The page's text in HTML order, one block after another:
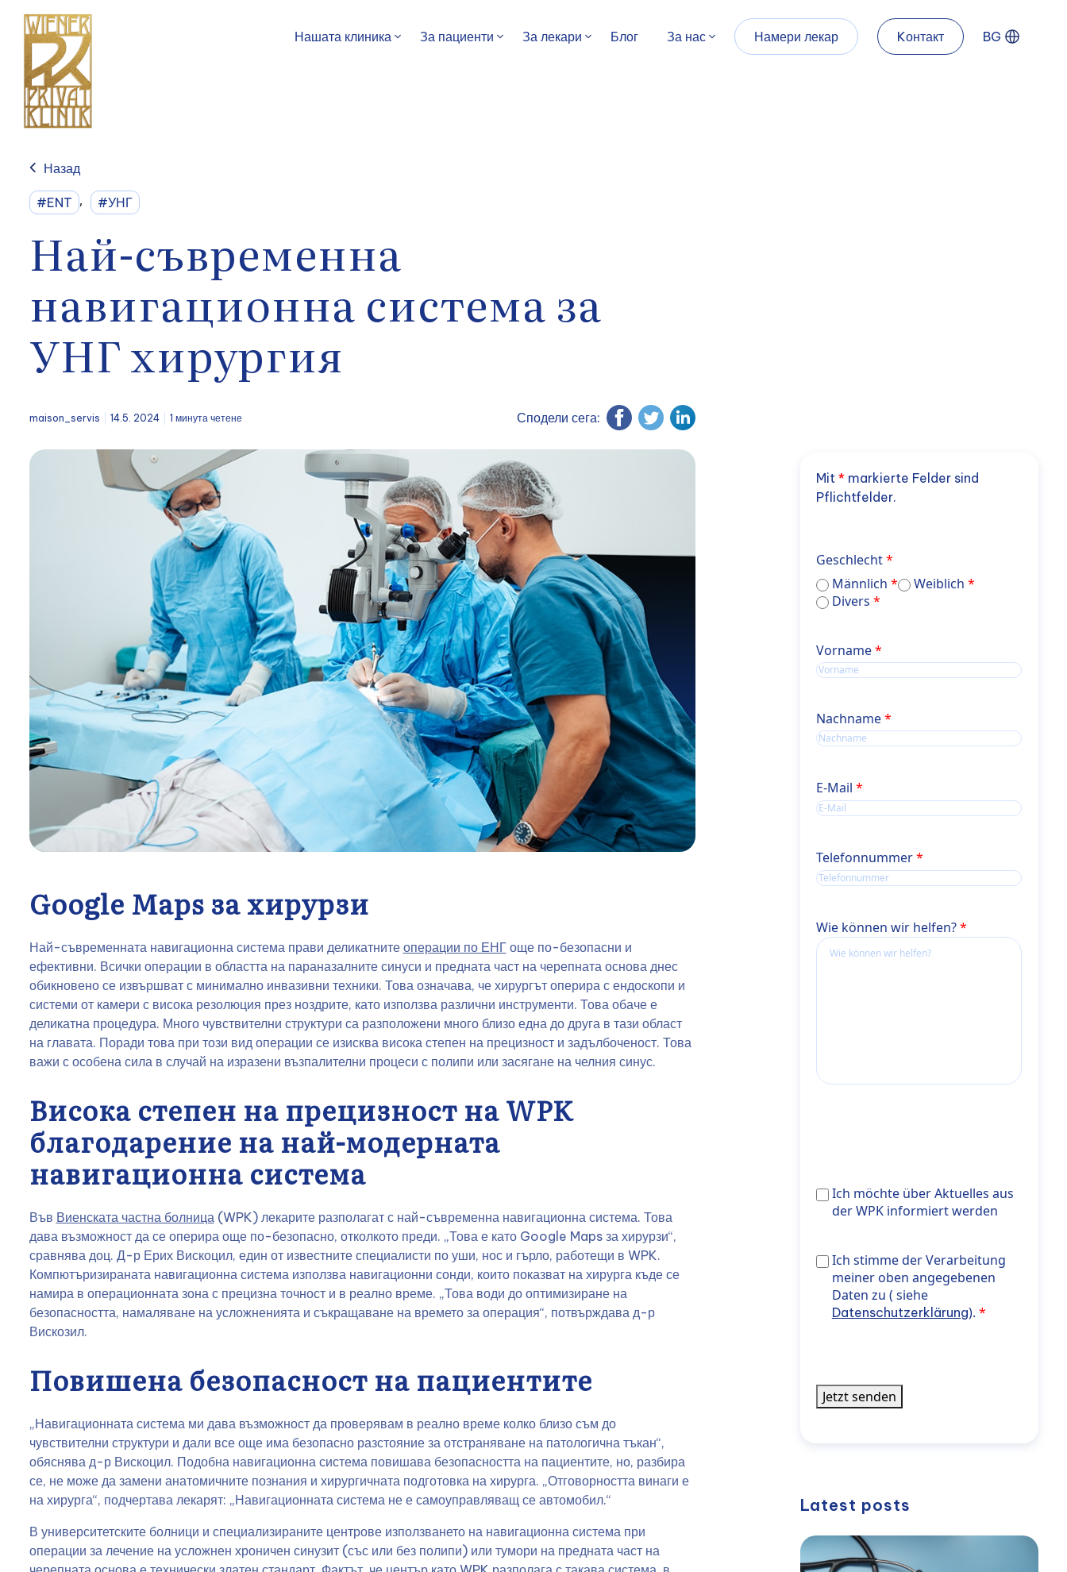
Нашата клиника За пациенти За лекари Блог За нас Намери лекар Kонтакт BG
Назад
#ENT , #УНГ
Най-съвременна
навигационна система за
УНГ хирургия
maison_servis 14.5. 2024 1 минута четене Сподели сега:
Google Maps за хирурзи
Най-съвременната навигационна система прави деликатните операции по ЕНГоще по-безопасни и
ефективни. Всички операции в областта на параназалните синуси и предната част на черепната основа днес
обикновено се извършват с минимално инвазивни техники. Това означава, че хирургът оперира с ендоскопи и
системи от камери с висока резолюция през ноздрите, като използва различни инструменти. Това обаче е
деликатна процедура. Много чувствителни структури са разположени много близо една до друга в тази област
на главата. Поради това при този вид операции се изисква висока степен на прецизност и задълбоченост. Това
важи с особена сила в случай на изразени възпалителни процеси с полипи или засягане на челния синус.
Висока степен на прецизност на WPK
благодарение на най-модерната
навигационна система
Във Виенската частна болница(WPK) лекарите разполагат с най-съвременна навигационна система. Това
дава възможност да се оперира още по-безопасно, отколкото преди. „Това е като Google Maps за хирурзи“,
сравнява доц. Д-р Ерих Вискоцил, един от известните специалисти по уши, нос и гърло, работещи в WPK.
Компютъризираната навигационна система използва навигационни сонди, които показват на хирурга къде се
намира в операционната зона с прецизна точност и в реално време. „Това води до оптимизиране на
безопасността, намаляване на усложненията и съкращаване на времето за операция“, потвърждава д-р
Вискозил.
Повишена безопасност на пациентите
„Навигационната система ми дава възможност да проверявам в реално време колко близо съм до
чувствителни структури и дали все още има безопасно разстояние за отстраняване на патологична тъкан“,
обяснява д-р Вискоцил. Подобна навигационна система повишава безопасността на пациентите, но, разбира
се, не може да замени анатомичните познания и хирургичната подготовка на хирурга. „Отговорността винаги е
на хирурга“, подчертава лекарят: „Навигационната система не е самоуправляващ се автомобил.“
В университетските болници и специализираните центрове използването на навигационна система при
операции за лечение на усложнен хроничен синузит (със или без полипи) или тумори на предната част на
Mit *markierte Felder sind
Pflichtfelder.
Geschlecht
Männlich
Weiblich
Divers
Name
Vorname
Name
Nachname
E-Mail
Telefonnummer
Wie können wir helfen?
Ich
möchte
aus
der
WPK
informiert
Ich möchte über Aktuelles aus
der WPK informiert werden
Ich stimme der Verarbeitung meiner
noreferrer"> Datenschutzerklärung</a>).
Ich stimme der Verarbeitung
meiner oben angegebenen
Daten zu ( siehe
Datenschutzerklärung).
Jetzt senden
Latest posts